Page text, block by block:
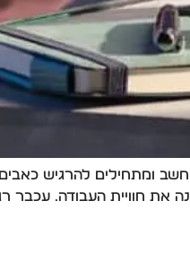
ומתחילים להרגיש
את חוויית העבודה. עכבר